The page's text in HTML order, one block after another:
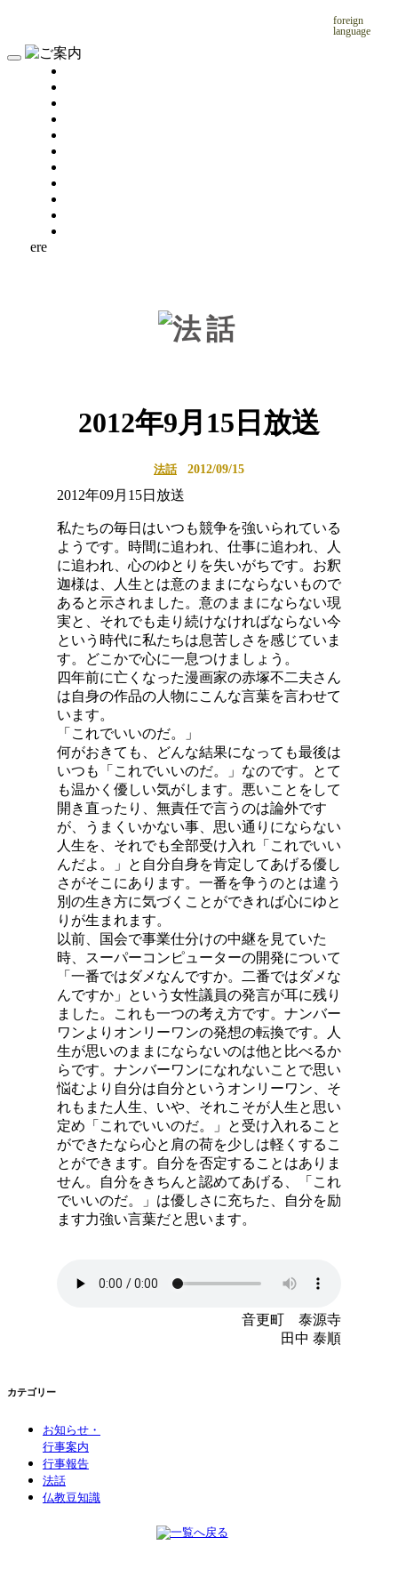
foreign
language
ere
2012年9月15日放送
法話2012/09/15
2012年09月15日放送
私たちの毎日はいつも競争を強いられている
ようです。時間に追われ、仕事に追われ、人
に追われ、心のゆとりを失いがちです。お釈
迦様は、人生とは意のままにならないもので
あると示されました。意のままにならない現
実と、それでも走り続けなければならない今
という時代に私たちは息苦しさを感じていま
す。どこかで心に一息つけましょう。
四年前に亡くなった漫画家の赤塚不二夫さん
は自身の作品の人物にこんな言葉を言わせて
います。
「これでいいのだ。」
何がおきても、どんな結果になっても最後は
いつも「これでいいのだ。」なのです。とて
も温かく優しい気がします。悪いことをして
開き直ったり、無責任で言うのは論外です
が、うまくいかない事、思い通りにならない
人生を、それでも全部受け入れ「これでいい
んだよ。」と自分自身を肯定してあげる優し
さがそこにあります。一番を争うのとは違う
別の生き方に気づくことができれば心にゆと
りが生まれます。
以前、国会で事業仕分けの中継を見ていた
時、スーパーコンピューターの開発について
「一番ではダメなんですか。二番ではダメな
んですか」という女性議員の発言が耳に残り
ました。これも一つの考え方です。ナンバー
ワンよりオンリーワンの発想の転換です。人
生が思いのままにならないのは他と比べるか
らです。ナンバーワンになれないことで思い
悩むより自分は自分というオンリーワン、そ
れもまた人生、いや、それこそが人生と思い
定め「これでいいのだ。」と受け入れること
ができたなら心と肩の荷を少しは軽くするこ
とができます。自分を否定することはありま
せん。自分をきちんと認めてあげる、「これ
でいいのだ。」は優しさに充ちた、自分を励
ます力強い言葉だと思います。
音更町 泰源寺
田中 泰順
カテゴリー
お知らせ・
行事案内
行事報告
法話
仏教豆知識